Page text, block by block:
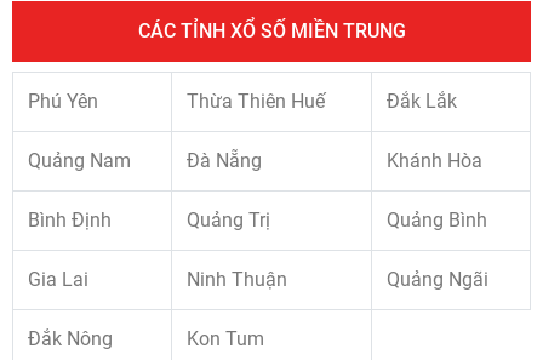
CÁC TỈNH XỔ SỐ MIỀN TRUNG
Phú Yên Thừa Thiên Huế Đắk Lắk
Quảng Nam Đà Nẵng Khánh Hòa
Bình Định Quảng Trị Quảng Bình
Gia Lai Ninh Thuận Quảng Ngãi
Đắk Nông Kon Tum